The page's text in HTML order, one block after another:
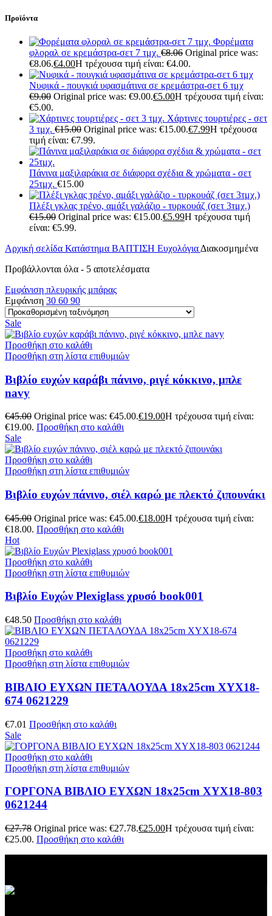
Προϊόντα
Φορέματα
φλοραλ σε κρεμάστρα-σετ 7 τμχ. €8.06 Original price was:
€8.06.€4.00Η τρέχουσα τιμή είναι: €4.00.
Νυφικά - πουγκιά υφασμάτινα σε κρεμάστρα-σετ 6 τμχ
€9.00 Original price was: €9.00.€5.00Η τρέχουσα τιμή είναι:
€5.00.
Χάρτινες τουρτιέρες - σετ
3 τμχ. €15.00 Original price was: €15.00.€7.99Η τρέχουσα
τιμή είναι: €7.99.
Πάνινα μαξιλαράκια σε διάφορα σχέδια & χρώματα - σετ
25τμχ. €15.00
Πλέξι γκλας τρένο, αμάξι γαλάζιο - τυρκουάζ (σετ 3τμχ.)
€15.00 Original price was: €15.00.€5.99Η τρέχουσα τιμή
είναι: €5.99.
Αρχική σελίδα Κατάστημα ΒΑΠΤΙΣΗ Ευχολόγια Διακοσμημένα
Προβάλλονται όλα - 5 αποτελέσματα
Εμφάνιση πλευρικής μπάρας
Εμφάνιση 30 60 90
Sale
Προσθήκη στο καλάθι
Προσθήκη στη λίστα επιθυμιών
Βιβλίο ευχών καράβι πάνινο, ριγέ κόκκινο, μπλε
navy
€45.00 Original price was: €45.00.€19.00Η τρέχουσα τιμή είναι:
€19.00. Προσθήκη στο καλάθι
Sale
Προσθήκη στο καλάθι
Προσθήκη στη λίστα επιθυμιών
Βιβλίο ευχών πάνινο, σιέλ καρώ με πλεκτό ζιπουνάκι
€45.00 Original price was: €45.00.€18.00Η τρέχουσα τιμή είναι:
€18.00. Προσθήκη στο καλάθι
Hot
Προσθήκη στο καλάθι
Προσθήκη στη λίστα επιθυμιών
Βιβλίο Ευχών Plexiglass χρυσό book001
€48.50 Προσθήκη στο καλάθι
Προσθήκη στο καλάθι
Προσθήκη στη λίστα επιθυμιών
ΒΙΒΛΙΟ ΕΥΧΩΝ ΠΕΤΑΛΟΥΔΑ 18x25cm XYX18-
674 0621229
€7.01 Προσθήκη στο καλάθι
Sale
Προσθήκη στο καλάθι
Προσθήκη στη λίστα επιθυμιών
ΓΟΡΓΟΝΑ ΒΙΒΛΙΟ ΕΥΧΩΝ 18x25cm XYX18-803
0621244
€27.78 Original price was: €27.78.€25.00Η τρέχουσα τιμή είναι:
€25.00. Προσθήκη στο καλάθι